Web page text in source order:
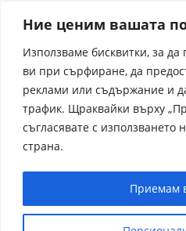
Ние ценим вашата
Използваме бисквитки, за
ви при сърфиране, да
реклами или съдържание и
трафик. Щраквайки върху
съгласявате с използването
страна.
Приемам